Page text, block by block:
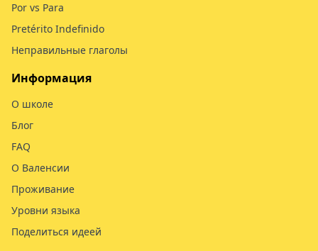
Por vs Para
Pretérito Indefinido
Неправильные глаголы
Информация
О школе
Блог
FAQ
О Валенсии
Проживание
Уровни языка
Поделиться идеей